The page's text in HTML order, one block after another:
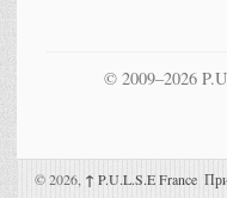
© 2009–2026
© 2026, ↑ P.U.L.S.E France